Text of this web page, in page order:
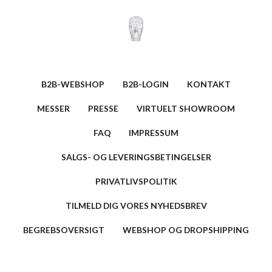
B2B-WEBSHOP B2B-LOGIN KONTAKT
MESSER PRESSE VIRTUELT SHOWROOM
FAQ IMPRESSUM
SALGS- OG LEVERINGSBETINGELSER
PRIVATLIVSPOLITIK
TILMELD DIG VORES NYHEDSBREV
BEGREBSOVERSIGT WEBSHOP OG DROPSHIPPING